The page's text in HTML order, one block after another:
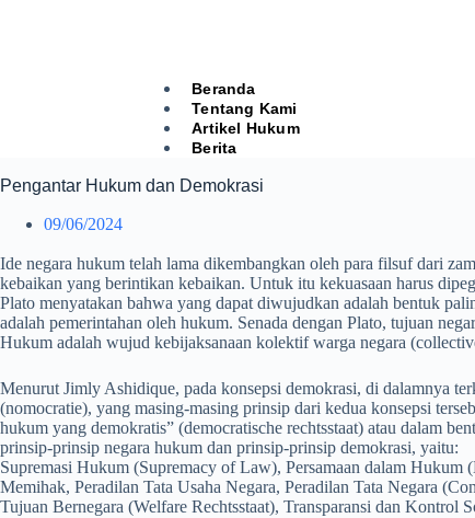
Beranda
Tentang Kami
Artikel Hukum
Berita
Pengantar Hukum dan Demokrasi
09/06/2024
Ide negara hukum telah lama dikembangkan oleh para filsuf dari
kebaikan yang berintikan kebaikan. Untuk itu kekuasaan harus
Plato menyatakan bahwa yang dapat diwujudkan adalah bentuk
adalah pemerintahan oleh hukum. Senada dengan Plato, tujuan
Hukum adalah wujud kebijaksanaan kolektif warga negara
Menurut Jimly Ashidique, pada konsepsi demokrasi, di dalamnya
(nomocratie), yang masing-masing prinsip dari kedua konsepsi
hukum yang demokratis” (democratische rechtsstaat) atau dalam
prinsip-prinsip negara hukum dan prinsip-prinsip demokrasi, yaitu:
Supremasi Hukum (Supremacy of Law), Persamaan dalam Hukum
Memihak, Peradilan Tata Usaha Negara, Peradilan Tata Negara
Tujuan Bernegara (Welfare Rechtsstaat), Transparansi dan Kontrol